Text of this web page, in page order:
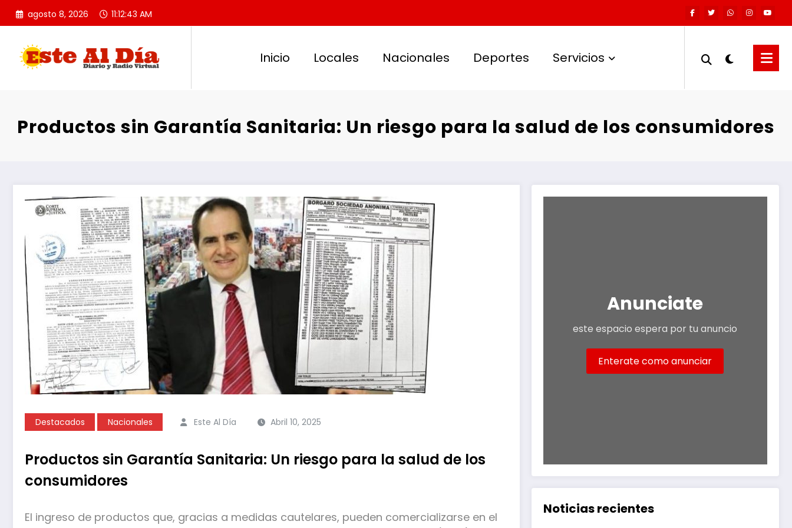
Saltar
agosto 8, 2026 11:12:44 AM
Inicio Locales Nacionales Deportes Servicios
Productos sin Garantía Sanitaria: Un riesgo para la salud de los consumidores
Destacados Nacionales Este Al Día Abril 10, 2025
Productos sin Garantía Sanitaria: Un riesgo para la salud de los
consumidores
El ingreso de productos que, gracias a medidas cautelares, pueden comercializarse en el
Anunciate
este espacio espera por tu anuncio
Enterate como anunciar
Noticias recientes